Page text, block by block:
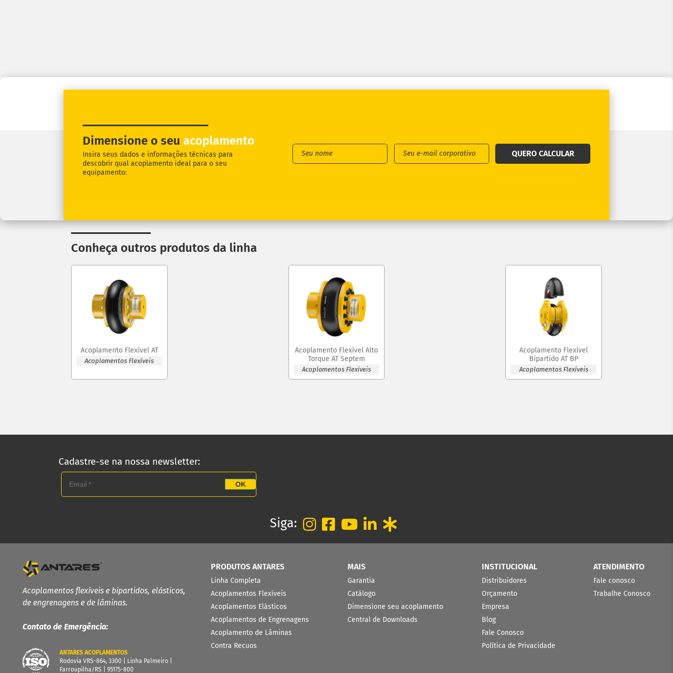
Dimensione o seu acoplamento
Insira seus dados e informações técnicas para
descobrir qual acoplamento ideal para o seu
equipamento:
QUERO CALCULAR
Conheça outros produtos da linha
Acoplamento Flexível AT
Acoplamentos Flexíveis
Acoplamento Flexível Alto
Torque AT Septem
Acoplamentos Flexíveis
Acoplamento Flexível
Bipartido AT BP
Acoplamentos Flexíveis
Cadastre-se na nossa newsletter:
OK
Siga:
Acoplamentos flexíveis e bipartidos, elásticos,
de engrenagens e de lâminas.
Contato de Emergência:
ANTARES ACOPLAMENTOS
Rodovia VRS-864, 3300 | Linha Palmeiro |
Farroupilha/RS | 95175-800
PRODUTOS ANTARES
Linha Completa
Acoplamentos Flexíveis
Acoplamentos Elásticos
Acoplamentos de Engrenagens
Acoplamento de Lâminas
Contra Recuos
MAIS
Garantia
Catálogo
Dimensione seu acoplamento
Central de Downloads
INSTITUCIONAL
Distribuidores
Orçamento
Empresa
Blog
Fale Conosco
Política de Privacidade
ATENDIMENTO
Fale conosco
Trabalhe Conosco